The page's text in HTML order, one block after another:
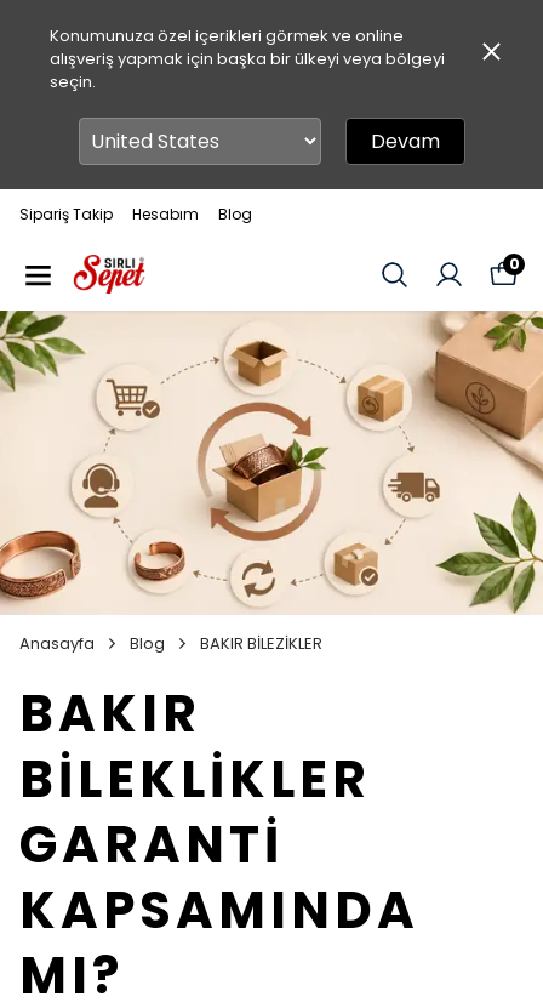
Konumunuza özel içerikleri görmek ve online
alışveriş yapmak için başka bir ülkeyi veya bölgeyi
seçin.
Devam
Sipariş Takip Hesabım Blog
0
Anasayfa Blog BAKIR BİLEZİKLER
BAKIR
BİLEKLİKLER
GARANTİ
KAPSAMINDA
MI?